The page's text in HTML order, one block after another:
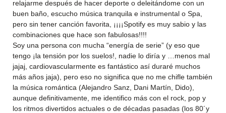
relajarme después de hacer deporte o deleitándome con un
buen baño, escucho música tranquila e instrumental o Spa,
pero sin tener canción favorita, ¡¡¡¡Spotify es muy sabio y las
combinaciones que hace son fabulosas!!!!
Soy una persona con mucha “energía de serie” (y eso que
tengo ¡la tensión por los suelos!, nadie lo diría y …menos mal
jajaj, cardiovascularmente es fantástico así duraré muchos
más años jaja), pero eso no significa que no me chifle también
la música romántica (Alejandro Sanz, Dani Martín, Dido),
aunque definitivamente, me identifico más con el rock, pop y
los ritmos divertidos actuales o de décadas pasadas (los 80´y